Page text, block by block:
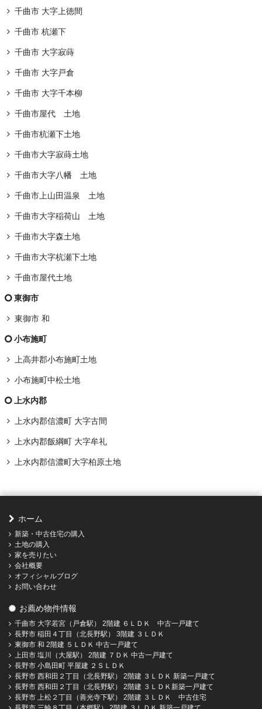
千曲市 大字上徳間
千曲市 杭瀬下
千曲市 大字寂蒔
千曲市 大字戸倉
千曲市 大字千本柳
千曲市屋代 土地
千曲市杭瀬下土地
千曲市大字寂蒔土地
千曲市大字八幡 土地
千曲市上山田温泉 土地
千曲市大字稲荷山 土地
千曲市大字森土地
千曲市大字杭瀬下土地
千曲市屋代土地
東御市
東御市 和
小布施町
上高井郡小布施町土地
小布施町中松土地
上水内郡
上水内郡信濃町 大字古間
上水内郡飯綱町 大字牟礼
上水内郡信濃町大字柏原土地
ホーム
新築・中古住宅の購入
土地の購入
家を売りたい
会社概要
オフィシャルブログ
お問い合わせ
お薦め物件情報
千曲市 大字若宮（戸倉駅） 2階建 ６ＬＤＫ 中古一戸建て
長野市 稲田４丁目（北長野駅） 3階建 ３ＬＤＫ
東御市 和 2階建 ５ＬＤＫ 中古一戸建て
上田市 塩川（大屋駅） 2階建 ７ＤＫ 中古一戸建て
長野市 小島田町 平屋建 ２ＳＬＤＫ
長野市 西和田２丁目（北長野駅） 2階建 ３ＬＤＫ 新築一戸建て
長野市 西和田２丁目（北長野駅） 2階建 ３ＬＤＫ新築一戸建て
長野市 上松２丁目（善光寺下駅） 2階建 ３ＬＤＫ 中古住宅